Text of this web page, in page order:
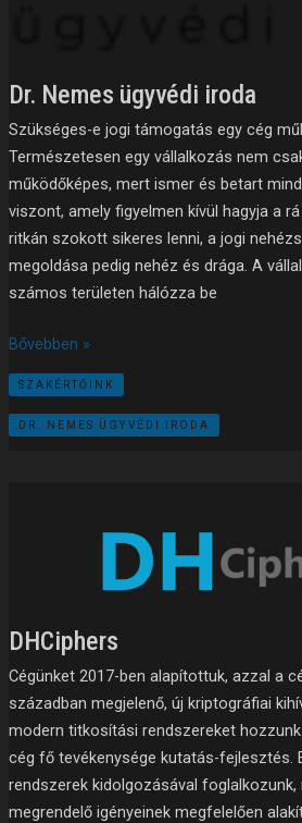
Dr. Nemes ügyvédi iroda
Szükséges-e jogi támogatás egy cég
Természetesen egy vállalkozás nem
működőképes, mert ismer és betart
viszont, amely figyelmen kívül hagyja a
ritkán szokott sikeres lenni, a jogi
megoldása pedig nehéz és drága. A
számos területen hálózza be
Bővebben »
SZAKÉRTŐINK
DR. NEMES ÜGYVÉDI IRODA
DHCiphers
Cégünket 2017-ben alapítottuk, azzal a
században megjelenő, új kriptográfiai
modern titkosítási rendszereket
cég fő tevékenysége kutatás-fejlesztés.
rendszerek kidolgozásával
megrendelő igényeinek megfelelően